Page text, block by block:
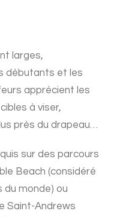
larges,
débutants et les
apprécient les
à viser,
près du drapeau…
sur des parcours
Beach (considéré
du monde) ou
Saint-Andrews